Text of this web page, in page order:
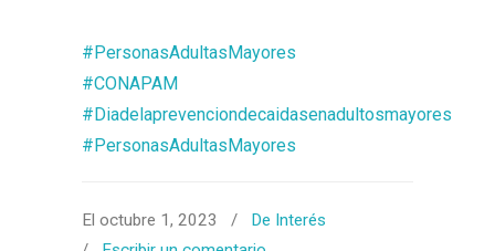
#PersonasAdultasMayores
#CONAPAM
#Diadelaprevenciondecaidasenadultosmayores
#PersonasAdultasMayores
El octubre 1, 2023 /
De Interés